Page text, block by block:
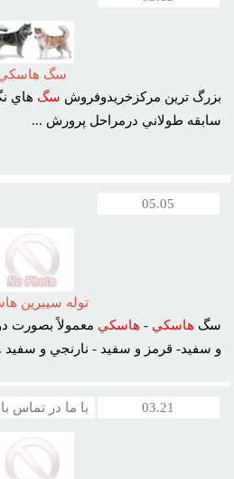
سگ
بزرگ ترين مرکزخريدوفروش سگ هاي
سابقه طولاني درمراحل پرورش ...
05.05
توله سيبرين
سگ هاسکي - هاسکي معمولاً بصورت
و سفيد- قرمز و سفيد - نارنجي و سفيد
03.21 با ما در تماس